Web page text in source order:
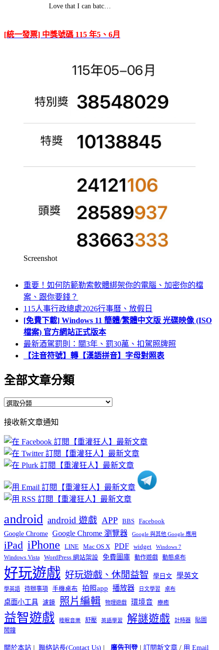
Love that I can batc…
[統一發票] 中獎號碼 115 年5、6月
Screenshot
重要！如何防範勒索軟體綁架你的電腦、加密你的檔
案、跟你要錢？
115人事行政總處2026行事曆、放假日
[免費下載] Windows 11 簡體/繁體中文版 光碟映像 (ISO
檔案) 官方網站正式版本
最新酒駕罰則：關3年、罰30萬、扣駕照牌照
【注音符號】轉【漢語拼音】字母對照表
全部文章分類
全
文
章
分
類
接收新文章通知
android android 遊戲 APP BBS Facebook
Google Chrome Google Chrome 瀏覽器 Google 與其他 Google 應用
iPad iPhone LINE Mac OS X PDF widget Windows 7
Windows Vista WordPress 網站架設 免費圖庫 動作遊戲 動態桌布
好玩遊戲 好玩遊戲、休閒益智 學日文 學英文
學英語 待辦事項 手機桌布 拍照app 播放器 日文學習 桌布
桌面小工具 濾鏡 照片編輯 物理遊戲 環境音 療癒
益智遊戲 睡眠音樂 舒壓 英語學習 解謎遊戲 計時器
貼圖
鬧鐘
關於本站 | 聯絡站長(Contact Us) | 廣告刊登| 訂閱新文章 / 用 Email